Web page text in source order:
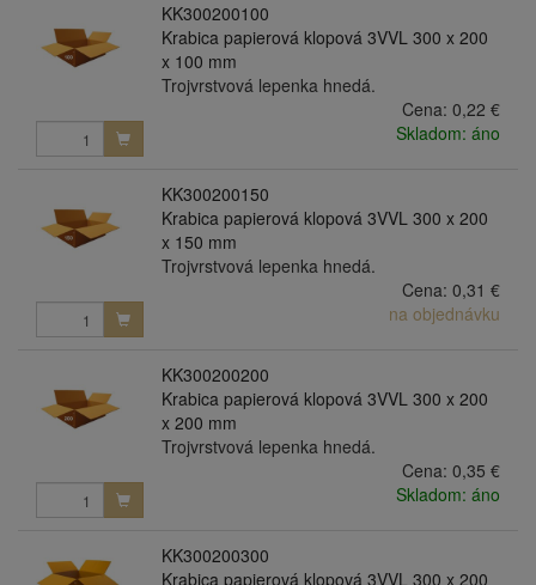
KK300200100
Krabica papierová klopová 3VVL 300 x 200
x 100 mm
Trojvrstvová lepenka hnedá.
Cena: 0,22 €
Skladom: áno
KK300200150
Krabica papierová klopová 3VVL 300 x 200
x 150 mm
Trojvrstvová lepenka hnedá.
Cena: 0,31 €
na objednávku
KK300200200
Krabica papierová klopová 3VVL 300 x 200
x 200 mm
Trojvrstvová lepenka hnedá.
Cena: 0,35 €
Skladom: áno
KK300200300
Krabica papierová klopová 3VVL 300 x 200